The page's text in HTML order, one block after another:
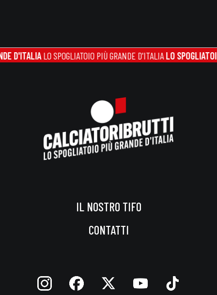
LO SPOGLIATOIO PIÙ GRANDE D'ITALIA LO SPOGLIATOIO PIÙ
IL NOSTRO TIFO
CONTATTI